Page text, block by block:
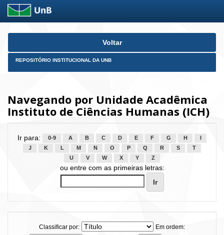
Skip
Voltar
REPOSITÓRIO INSTITUCIONAL DA UNB
Navegando por Unidade Acadêmica
Instituto de Ciências Humanas (ICH)
Ir para: 0-9 A B C D E F G H
J
K L M N O P Q R S
T
U
V W X Y Z
ou entre com as primeiras letras:
Classificar por:
Em ordem: